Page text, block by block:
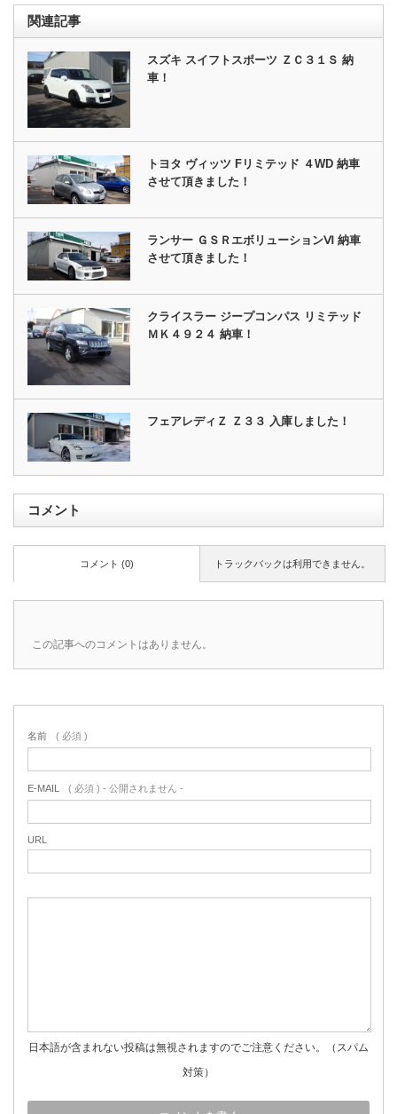
関連記事
スズキ スイフトスポーツ ＺＣ３１Ｓ 納
車！
トヨタ ヴィッツ Fリミテッド ４WD 納車
させて頂きました！
ランサー ＧＳＲエボリューションⅥ 納車
させて頂きました！
クライスラー ジープコンパス リミテッド
ＭＫ４９２４ 納車！
フェアレディＺ Ｚ３３ 入庫しました！
コメント
トラックバックは利用できません。
コメント (0)
この記事へのコメントはありません。
名前 ( 必須 )
E-MAIL ( 必須 ) - 公開されません -
URL
日本語が含まれない投稿は無視されますのでご注意ください。（スパム
対策）